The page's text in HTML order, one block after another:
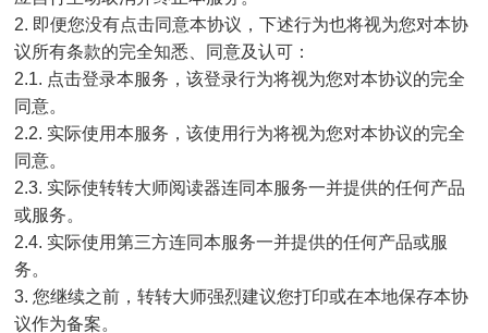
2. 即便您没有点击同意本协议，下述行为也将视为您对本协
议所有条款的完全知悉、同意及认可：
2.1. 点击登录本服务，该登录行为将视为您对本协议的完全
同意。
2.2. 实际使用本服务，该使用行为将视为您对本协议的完全
同意。
2.3. 实际使转转大师阅读器连同本服务一并提供的任何产品
或服务。
2.4. 实际使用第三方连同本服务一并提供的任何产品或服
务。
3. 您继续之前，转转大师强烈建议您打印或在本地保存本协
议作为备案。